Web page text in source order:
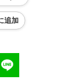
追加